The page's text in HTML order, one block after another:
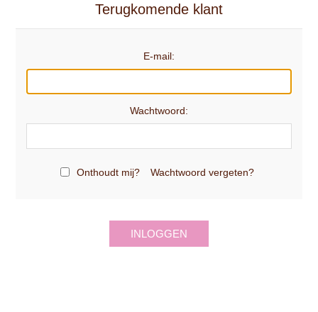
Terugkomende klant
E-mail:
Wachtwoord:
Onthoudt mij? Wachtwoord vergeten?
INLOGGEN